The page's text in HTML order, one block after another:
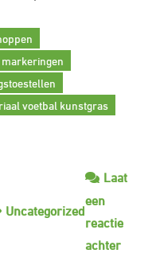
voetbal kunstgras
Uncategorized
Laat
een
reactie
achterop